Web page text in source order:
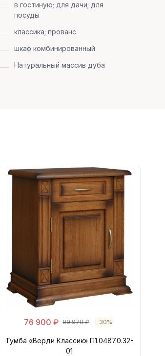
в гостиную; для дачи; для
посуды
классика; прованс
шкаф комбинированный
Натуральный массив дуба
76 900 ₽ 99 970 ₽ -30%
Тумба «Верди Классик» П1.0487.0.32-
01